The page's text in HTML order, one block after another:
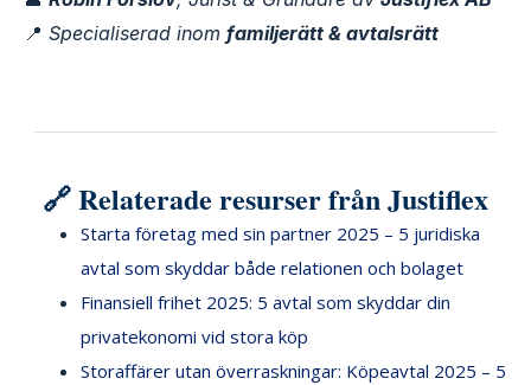
📍 Specialiserad inom familjerätt & avtalsrätt
🔗 Relaterade resurser från Justiflex
Starta företag med sin partner 2025 – 5 juridiska
avtal som skyddar både relationen och bolaget
Finansiell frihet 2025: 5 avtal som skyddar din
privatekonomi vid stora köp
Storaffärer utan överraskningar: Köpeavtal 2025 – 5